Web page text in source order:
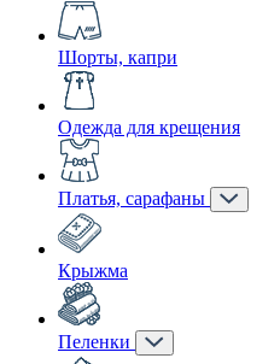
Шорты, капри
Одежда для крещения
Платья, сарафаны
Крыжма
Пеленки